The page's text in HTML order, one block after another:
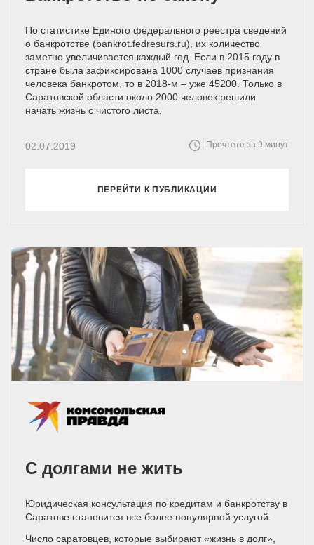
По статистике Единого федерального реестра сведений
о банкротстве (bankrot.fedresurs.ru), их количество
заметно увеличивается каждый год. Если в 2015 году в
стране была зафиксирована 1000 случаев признания
человека банкротом, то в 2018-м – уже 45200. Только в
Саратовской области около 2000 человек решили
начать жизнь с чистого листа.
02.07.2019 Прочтете за 9 минут
ПЕРЕЙТИ К ПУБЛИКАЦИИ
С долгами не жить
Юридическая консультация по кредитам и банкротству в
Саратове становится все более популярной услугой.
Число саратовцев, которые выбирают «жизнь в долг»,